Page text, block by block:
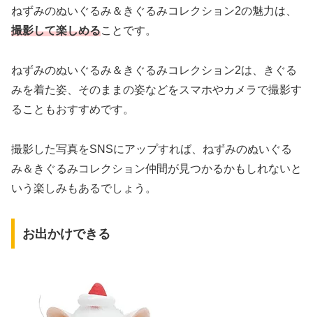
ねずみのぬいぐるみ＆きぐるみコレクション2の魅力は、
撮影して楽しめることです。
ねずみのぬいぐるみ＆きぐるみコレクション2は、きぐる
みを着た姿、そのままの姿などをスマホやカメラで撮影す
ることもおすすめです。
撮影した写真をSNSにアップすれば、ねずみのぬいぐる
み＆きぐるみコレクション仲間が見つかるかもしれないと
いう楽しみもあるでしょう。
お出かけできる